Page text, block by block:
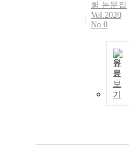
회 논문집
Vol.2020
No.0
원
문
보
기